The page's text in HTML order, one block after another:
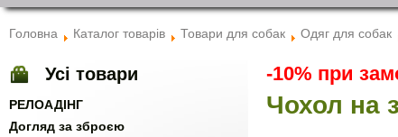
Головна Каталог товарів Товари для собак Одяг для собак
Усі товари
РЕЛОАДІНГ
Догляд за зброєю
-10% при
Чохол на